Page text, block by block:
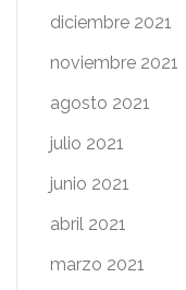
diciembre 2021
noviembre 2021
agosto 2021
julio 2021
junio 2021
abril 2021
marzo 2021